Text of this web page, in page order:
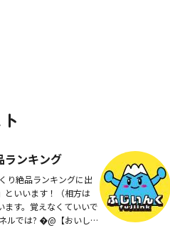
ランキング
といいます！（相方は
ます。覚えなくていいで